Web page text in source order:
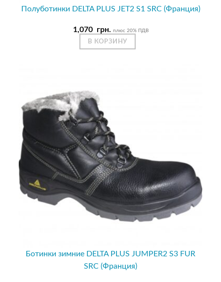
Полуботинки DELTA PLUS JET2 S1 SRC (Франция)
1,070 грн. плюс 20% ПДВ
В КОРЗИНУ
Ботинки зимние DELTA PLUS JUMPER2 S3 FUR
SRC (Франция)